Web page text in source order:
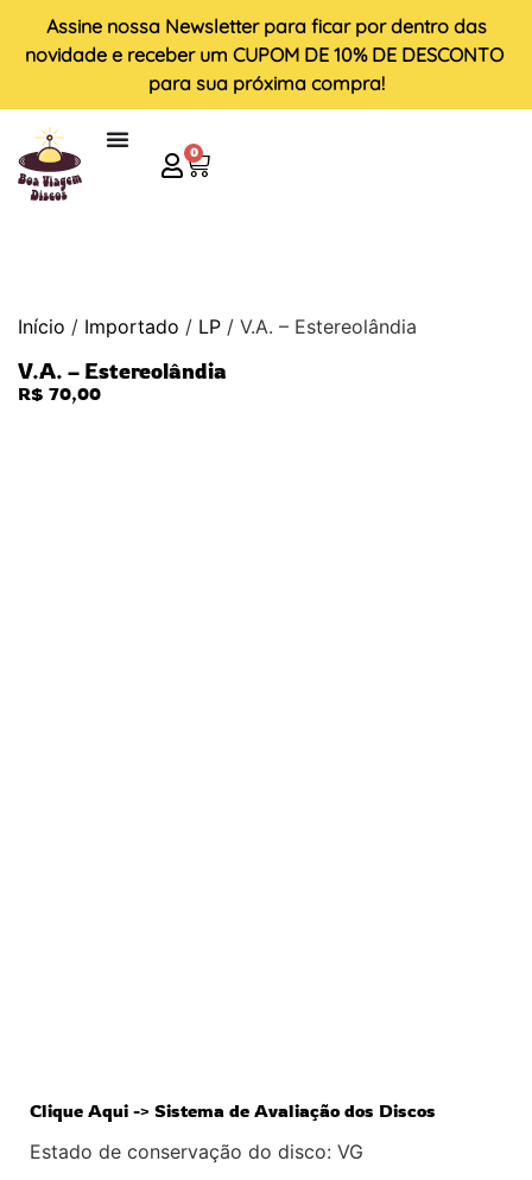
Assine nossa Newsletter para ficar por dentro das
novidade e receber um CUPOM DE 10% DE DESCONTO
para sua próxima compra!
0
Início / Importado / LP / V.A. – Estereolândia
V.A. – Estereolândia
R$ 70,00
Clique Aqui -> Sistema de Avaliação dos Discos
Estado de conservação do disco: VG